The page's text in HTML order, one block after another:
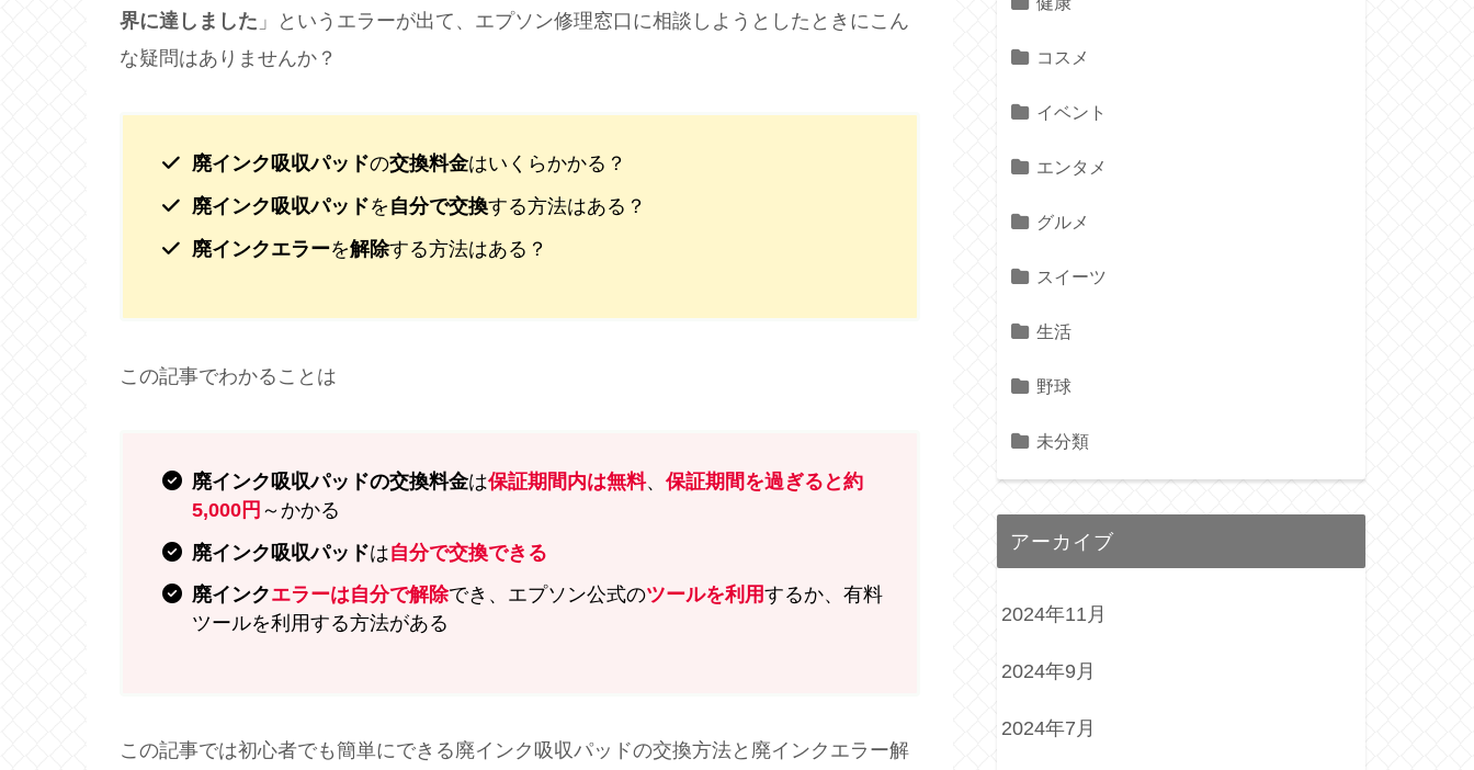
界に達しました 」というエラーが出て、エプソン修理窓口に相談しようとしたときにこん
な疑問はありませんか？
廃インク吸収パッドの交換料金はいくらかかる？
廃インク吸収パッドを 自分で交換する方法はある？
廃インクエラーを解除する方法はある？
この記事でわかることは
廃インク吸収パッドの交換料金は保証期間内は無料、 保証期間を過ぎると約
5,000円 ～かかる
廃インク吸収パッドは自分で交換できる
廃インクエラーは自分で解除でき、エプソン公式のツールを利用するか、有料
ツールを利用する方法がある
この記事では初心者でも簡単にできる廃インク吸収パッドの交換方法と廃インクエラー解
コスメ
イベント
エンタメ
グルメ
スイーツ
生活
野球
未分類
アーカイブ
2024年11月
2024年9月
2024年7月